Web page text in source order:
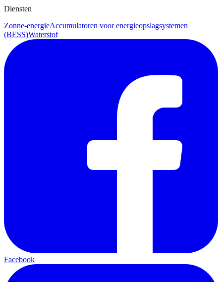
Diensten
Zonne-energieAccumulatoren voor energieopslagsystemen
(BESS)Waterstof
Facebook